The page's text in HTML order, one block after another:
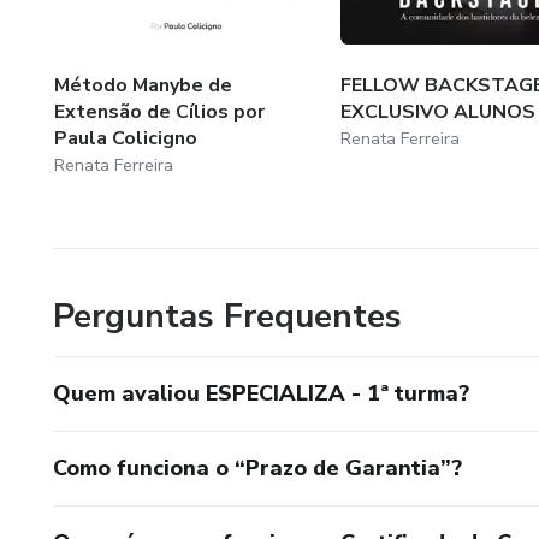
Método Manybe de
Extensão de Cílios por
Paula Colicigno
Renata Ferreira
FELLOW
EXCLUSIVO ALUNOS
Renata Ferreira
Perguntas Frequentes
Quem avaliou ESPECIALIZA - 1ª turma?
Como funciona o “Prazo de Garantia”?